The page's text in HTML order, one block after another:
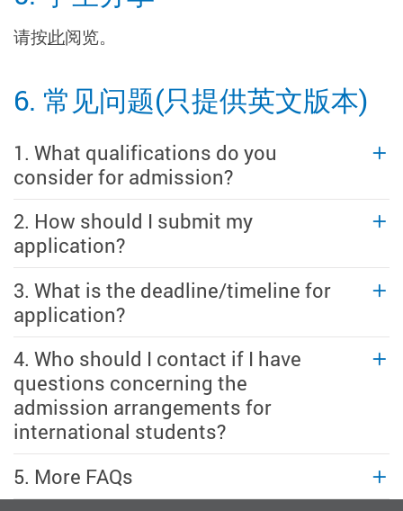
请按此阅览。
6. 常见问题(只提供英文版本)
1. What qualifications do you
consider for admission?
2. How should I submit my
application?
3. What is the deadline/timeline for
application?
4. Who should I contact if I have
questions concerning the
admission arrangements for
international students?
5. More FAQs